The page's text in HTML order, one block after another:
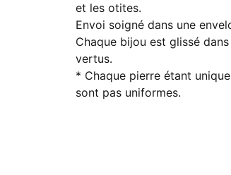
et les otites.
Envoi soigné dans une
Chaque bijou est glissé
vertus.
* Chaque pierre étant
sont pas uniformes.